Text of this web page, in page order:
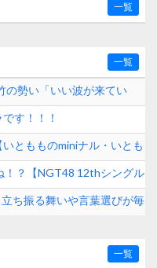
一覧
一覧
の勢い「いい波が来てい
す！！！
ともものminiナル・いとも
！？【NGT48 12thシングル
ち振る舞いや言葉選びが毎
一覧